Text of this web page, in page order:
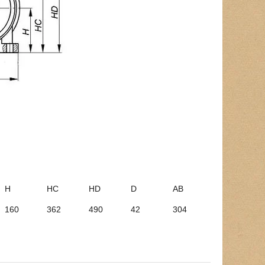
H HC HD D AB
160 362 490 42 304